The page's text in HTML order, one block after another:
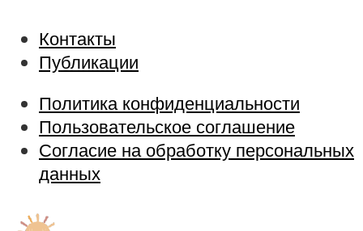
Контакты
Публикации
Политика конфиденциальности
Пользовательское соглашение
Согласие на обработку персональных
данных